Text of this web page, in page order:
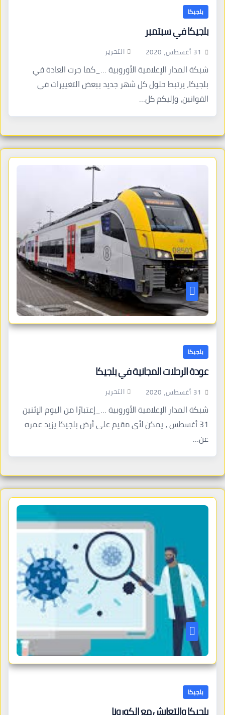
بلجيكا
بلجيكا في سبتمبر
31 أغسطس، 2020 التحرير
شبكة المدار الإعلامية الأوروبية …_كما جرت العادة في
بلجيكا، يرتبط حلول كل شهر جديد ببعض التغييرات في
القوانين، وإليكم كل…
بلجيكا
عودة الرحلات المجانية في بلجيكا
31 أغسطس، 2020 التحرير
شبكة المدار الإعلامية الأوروبية …_إعتبارًا من اليوم الإثنين
31 أغسطس ، يمكن لأي مقيم على أرض بلجيكا يزيد عمره
عن…
بلجيكا
بلجيكا والتعايش مع الكورونا